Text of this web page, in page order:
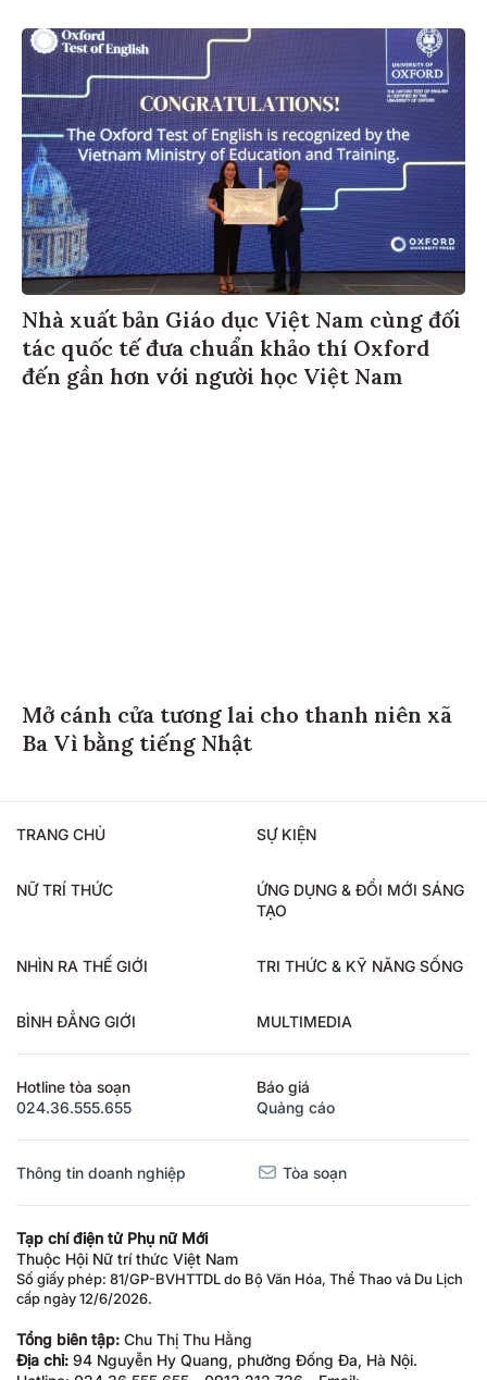
Nhà xuất bản Giáo dục Việt Nam cùng đối
tác quốc tế đưa chuẩn khảo thí Oxford
đến gần hơn với người học Việt Nam
Mở cánh cửa tương lai cho thanh niên xã
Ba Vì bằng tiếng Nhật
TRANG CHỦ SỰ KIỆN
NỮ TRÍ THỨC
ỨNG DỤNG & ĐỔI MỚI SÁNG
TẠO
NHÌN RA THẾ GIỚI TRI THỨC & KỸ NĂNG SỐNG
BÌNH ĐẲNG GIỚI MULTIMEDIA
Hotline tòa soạn
024.36.555.655
Báo giá
Quảng cáo
Thông tin doanh nghiệp Tòa soạn
Tạp chí điện tử Phụ nữ Mới
Thuộc Hội Nữ trí thức Việt Nam
Số giấy phép: 81/GP-BVHTTDL do Bộ Văn Hóa, Thể Thao và Du Lịch
cấp ngày 12/6/2026.
Tổng biên tập: Chu Thị Thu Hằng
Địa chỉ: 94 Nguyễn Hy Quang, phường Đống Đa, Hà Nội.